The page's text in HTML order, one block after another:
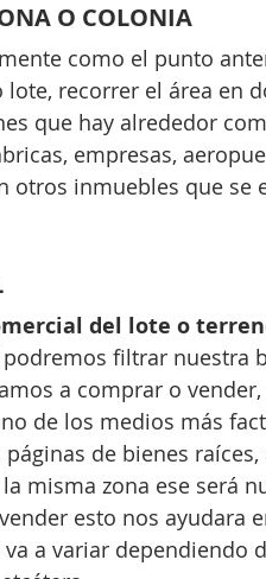
O COLONIA
como el punto
recorrer el área en
que hay alrededor
empresas,
otros inmuebles que se
del lote o
filtrar nuestra
a comprar o
de los medios más
de bienes
misma zona ese será
esto nos ayudara
a variar dependiendo